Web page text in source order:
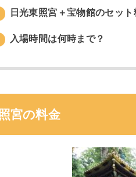
日光東照宮＋宝物館のセッ
入場時間は何時まで？
宮の料金